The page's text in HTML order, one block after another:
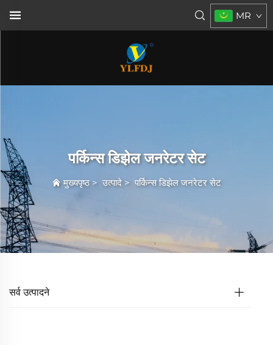
MR
पर्किन्स डिझेल जनरेटर सेट
मुख्यपृष्ठ> उत्पादे> पर्किन्स डिझेल जनरेटर सेट
सर्व उत्पादने